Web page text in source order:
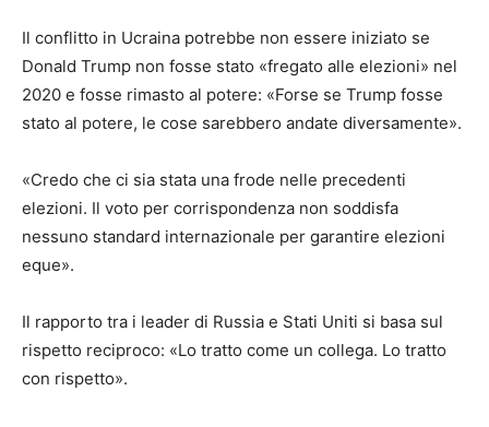
Il conflitto in Ucraina potrebbe non essere iniziato se
Donald Trump non fosse stato «fregato alle elezioni» nel
2020 e fosse rimasto al potere: «Forse se Trump fosse
stato al potere, le cose sarebbero andate diversamente».
«Credo che ci sia stata una frode nelle precedenti
elezioni. Il voto per corrispondenza non soddisfa
nessuno standard internazionale per garantire elezioni
eque».
Il rapporto tra i leader di Russia e Stati Uniti si basa sul
rispetto reciproco: «Lo tratto come un collega. Lo tratto
con rispetto».